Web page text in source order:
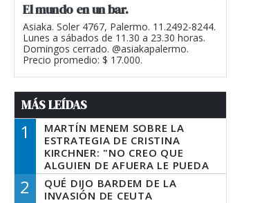
El mundo en un bar.
Asiaka. Soler 4767, Palermo. 11.2492-8244.
Lunes a sábados de 11.30 a 23.30 horas.
Domingos cerrado. @asiakapalermo.
Precio promedio: $ 17.000.
MÁS LEÍDAS
1
MARTÍN MENEM SOBRE LA
ESTRATEGIA DE CRISTINA
KIRCHNER: "NO CREO QUE
ALGUIEN DE AFUERA LE PUEDA
DECIR A LA JUSTICIA LO QUE
TIENE QUE HACER"
2
QUÉ DIJO BARDEM DE LA
INVASIÓN DE CEUTA